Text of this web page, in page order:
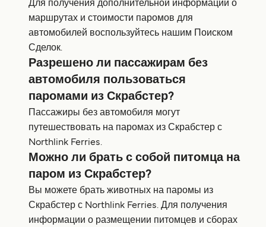
Для получения дополнительной информации о
маршрутах и стоимости паромов для
автомобилей воспользуйтесь нашим Поиском
Сделок.
Разрешено ли пассажирам без
автомобиля пользоваться
паромами из Скрабстер?
Пассажиры без автомобиля могут
путешествовать на паромах из Скрабстер с
Northlink Ferries.
Можно ли брать с собой питомца на
паром из Скрабстер?
Вы можете брать животных на паромы из
Скрабстер с Northlink Ferries. Для получения
информации о размещении питомцев и сборах